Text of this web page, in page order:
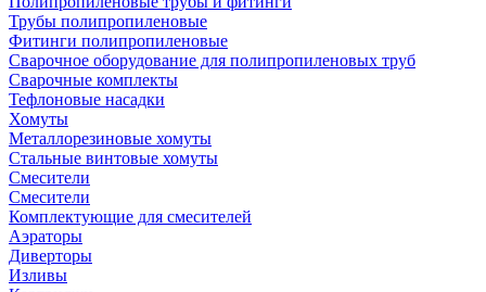
Трубы полипропиленовые
Фитинги полипропиленовые
Сварочное оборудование для полипропиленовых труб
Сварочные комплекты
Тефлоновые насадки
Хомуты
Металлорезиновые хомуты
Стальные винтовые хомуты
Смесители
Смесители
Комплектующие для смесителей
Аэраторы
Диверторы
Изливы